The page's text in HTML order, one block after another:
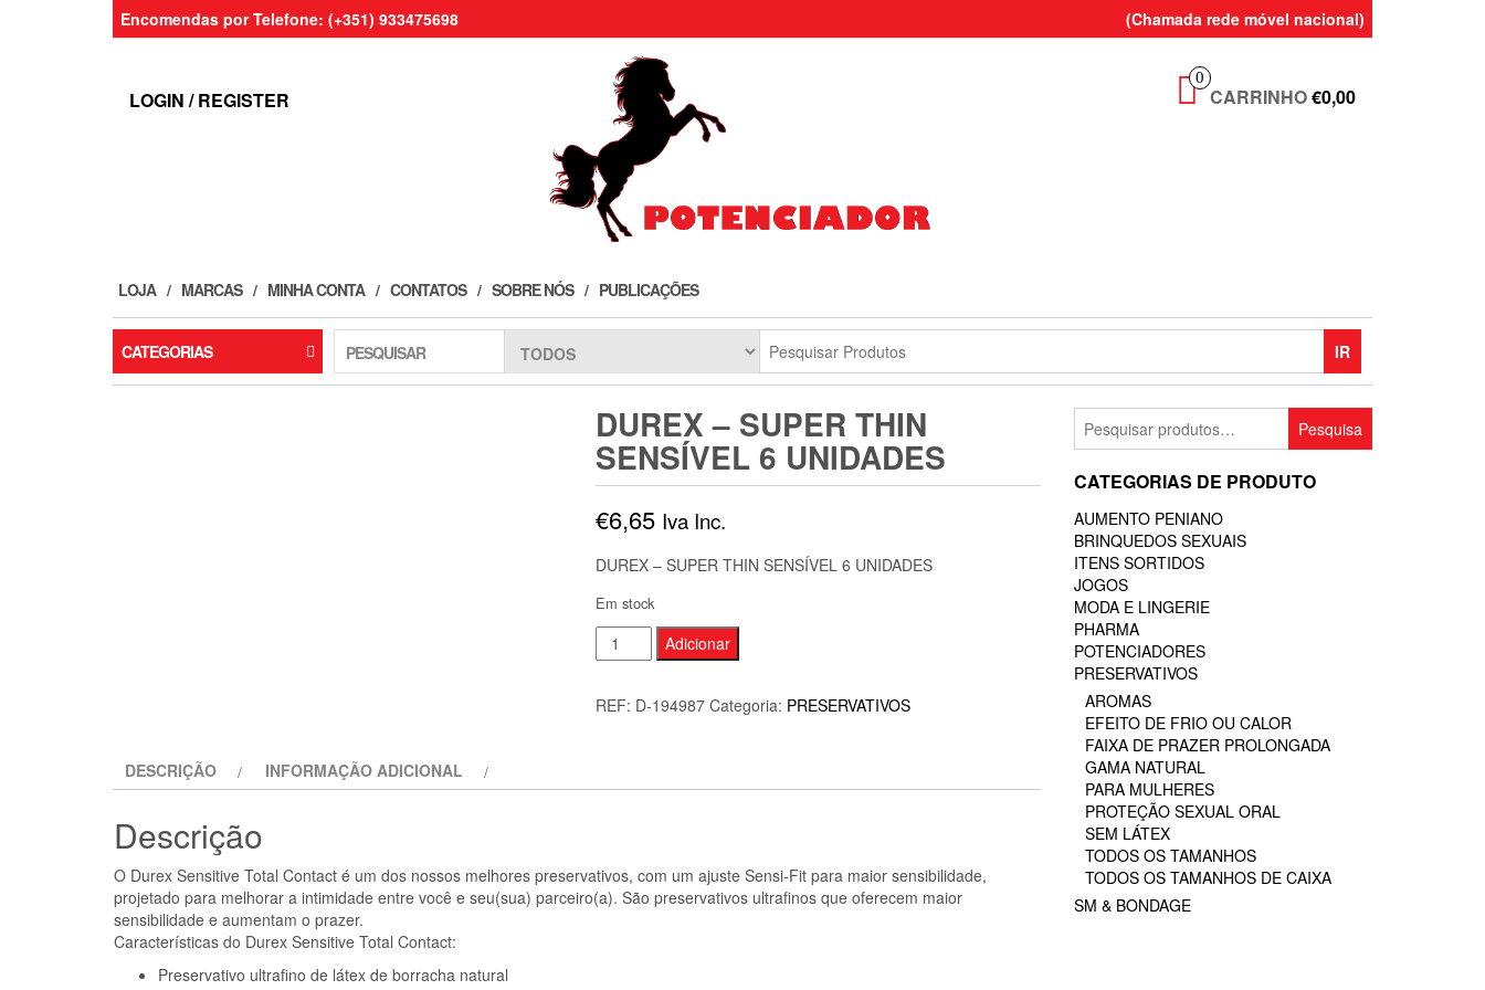
Encomendas por Telefone: (+351) 933475698 (Chamada rede móvel nacional)
LOGIN / REGISTER
0
CARRINHO€0,00
LOJA MARCAS MINHA CONTA CONTATOS SOBRE NÓS PUBLICAÇÕES
CATEGORIAS PESQUISAR IR
DUREX – SUPER THIN
SENSÍVEL 6 UNIDADES
€6,65 Iva Inc.
DUREX – SUPER THIN SENSÍVEL 6 UNIDADES
Em stock
Quantidade
de
DUREX
Adicionar
REF: D-194987 Categoria: PRESERVATIVOS
DESCRIÇÃO INFORMAÇÃO ADICIONAL
Descrição
O Durex Sensitive Total Contact é um dos nossos melhores preservativos, com um ajuste Sensi-Fit para maior sensibilidade,
projetado para melhorar a intimidade entre você e seu(sua) parceiro(a). São preservativos ultrafinos que oferecem maior
sensibilidade e aumentam o prazer.
Características do Durex Sensitive Total Contact:
Preservativo ultrafino de látex de borracha natural
Pesquisar
por:
Pesquisa
CATEGORIAS DE PRODUTO
AUMENTO PENIANO
BRINQUEDOS SEXUAIS
ITENS SORTIDOS
JOGOS
MODA E LINGERIE
PHARMA
POTENCIADORES
PRESERVATIVOS
AROMAS
EFEITO DE FRIO OU CALOR
FAIXA DE PRAZER PROLONGADA
GAMA NATURAL
PARA MULHERES
PROTEÇÃO SEXUAL ORAL
SEM LÁTEX
TODOS OS TAMANHOS
TODOS OS TAMANHOS DE CAIXA
SM & BONDAGE